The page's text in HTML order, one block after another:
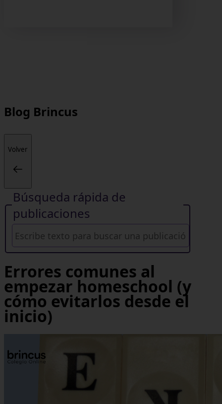
Blog Brincus
Volver
Búsqueda rápida de
publicaciones
Errores comunes al
empezar homeschool (y
cómo evitarlos desde el
inicio)